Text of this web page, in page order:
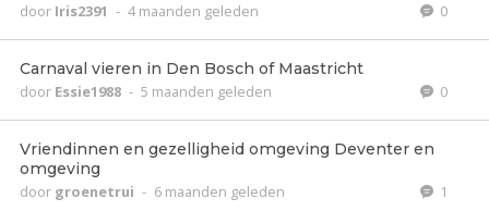
door Iris2391 - 4 maanden geleden 0
Carnaval vieren in Den Bosch of Maastricht
door Essie1988 - 5 maanden geleden 0
Vriendinnen en gezelligheid omgeving Deventer en
omgeving
door groenetrui - 6 maanden geleden 1